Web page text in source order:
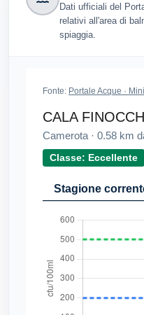
Dati ufficiali del
relativi all'area di
spiaggia.
Fonte: Portale Acque ·
CALA
Camerota · 0.58 km
Classe: Eccellente
Stagione